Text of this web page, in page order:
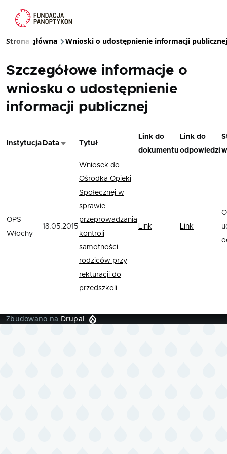
Ścieżka nawigacyjna
Strona główna Wnioski o udostępnienie informacji publicznej
Szczegółowe informacje o
wniosku o udostępnienie
informacji publicznej
Instytucja DataSortuj rosnąco
Tytuł
Link do
dokumentu
Link do
odpowiedzi
OPS
Włochy
18.05.2015
Wniosek do
Ośrodka Opieki
Społecznej w
sprawie
przeprowadzania
kontroli
samotności
rodziców przy
rekturacji do
przedszkoli
Link Link
Zbudowano na Drupal